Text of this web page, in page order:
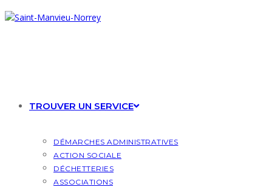
Skip
to
TROUVER UN SERVICE
DÉMARCHES ADMINISTRATIVES
ACTION SOCIALE
DÉCHETTERIES
ASSOCIATIONS